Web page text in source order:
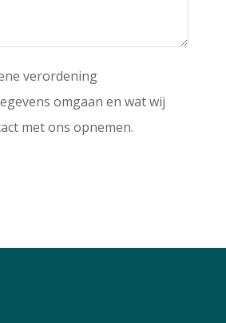
verordening
omgaan en wat wij
met ons opnemen.